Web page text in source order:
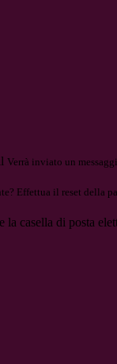
Verrà inviato un
Effettua il reset della
la casella di posta